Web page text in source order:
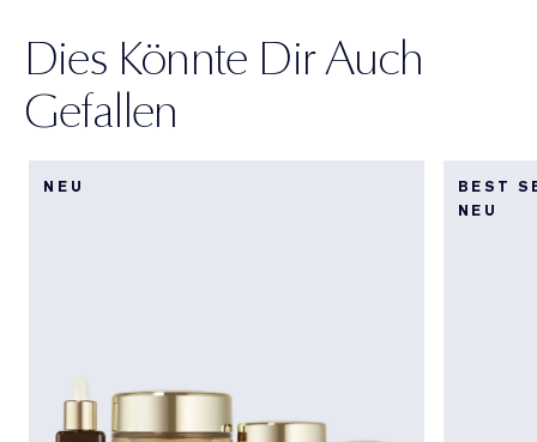
Dies Könnte Dir Auch
Gefallen
NEU
BEST
NEU